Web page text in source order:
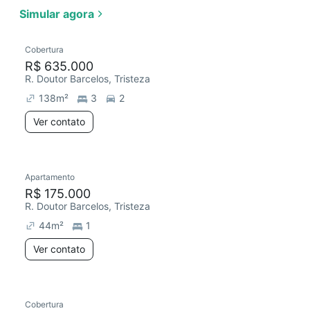
Simular agora
Cobertura
R$ 635.000
R. Doutor Barcelos, Tristeza
138m² 3
2
Ver contato
Apartamento
R$ 175.000
R. Doutor Barcelos, Tristeza
44m²
1
Ver contato
Cobertura